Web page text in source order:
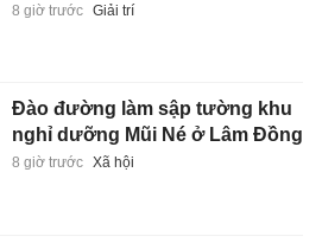
8 giờ trước Giải trí
Đào đường làm sập tường khu
nghỉ dưỡng Mũi Né ở Lâm Đồng
8 giờ trước Xã hội